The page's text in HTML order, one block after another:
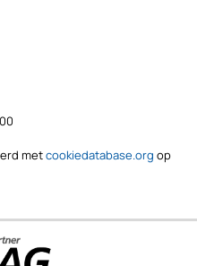
metcookiedatabase.org op